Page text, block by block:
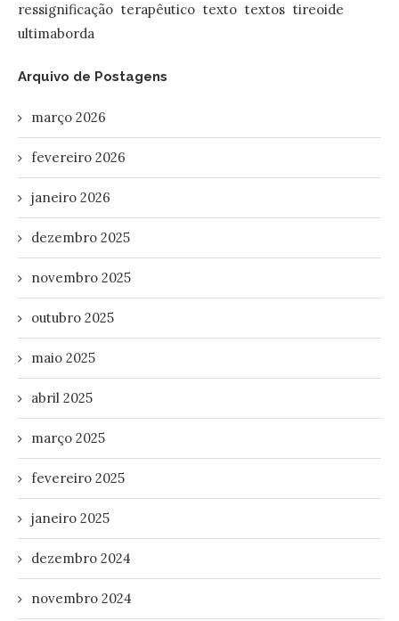
ressignificação terapêutico texto textos tireoide
ultimaborda
Arquivo de Postagens
março 2026
fevereiro 2026
janeiro 2026
dezembro 2025
novembro 2025
outubro 2025
maio 2025
abril 2025
março 2025
fevereiro 2025
janeiro 2025
dezembro 2024
novembro 2024